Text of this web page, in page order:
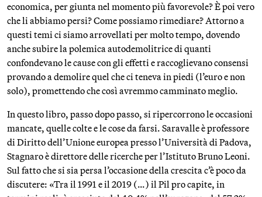
economica, per giunta nel momento più favorevole? È poi vero
che li abbiamo persi? Come possiamo rimediare? Attorno a
questi temi ci siamo arrovellati per molto tempo, dovendo
anche subire la polemica autodemolitrice di quanti
confondevano le cause con gli effetti e raccoglievano consensi
provando a demolire quel che ci teneva in piedi (l’euro e non
solo), promettendo che così avremmo camminato meglio.
In questo libro, passo dopo passo, si ripercorrono le occasioni
mancate, quelle colte e le cose da farsi. Saravalle è professore
di Diritto dell’Unione europea presso l’Università di Padova,
Stagnaro è direttore delle ricerche per l’Istituto Bruno Leoni.
Sul fatto che si sia persa l’occasione della crescita c’è poco da
discutere: «Tra il 1991 e il 2019 (…) il Pil pro capite, in